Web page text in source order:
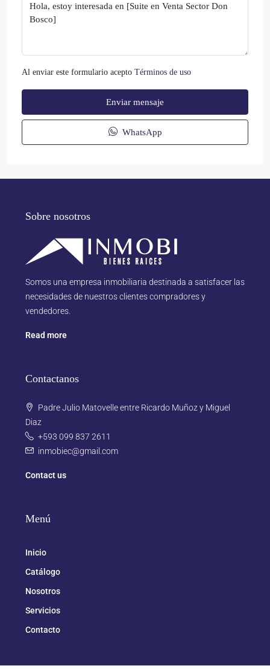
Al enviar este formulario acepto Términos de uso
Enviar mensaje
WhatsApp
Sobre nosotros
Somos una empresa inmobiliaria destinada a satisfacer las
necesidades de nuestros clientes compradores y
vendedores.
Read more
Contactanos
Padre Julio Matovelle entre Ricardo Muñoz y Miguel
Diaz
+593 099 837 2611
inmobiec@gmail.com
Contact us
Menú
Inicio
Catálogo
Nosotros
Servicios
Contacto